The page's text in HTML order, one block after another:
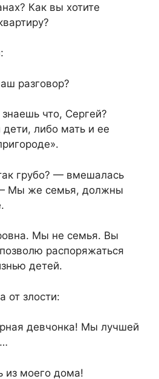
Как вы хотите
разговор?
что, Сергей?
либо мать и ее
грубо? — вмешалась
Мы же семья, должны
Мы не семья. Вы
распоряжаться
детей.
от злости:
девчонка! Мы лучшей
из моего дома!